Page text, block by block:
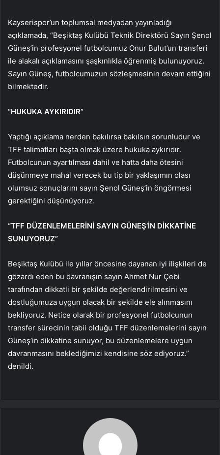
Kayserispor’un toplumsal medyadan yayınladığı
açıklamada, “Beşiktaş Kulübü Teknik Direktörü Sayın Şenol
Güneş’in profesyonel futbolcumuz Onur Bulut’un transferi
ile alakalı açıklamasını şaşkınlıkla öğrenmiş bulunuyoruz.
Sayın Güneş, futbolcumuzun sözleşmesinin devam ettiğini
bilmektedir.
“HUKUKA AYKIRIDIR”
Yaptığı açıklama nerden bakılırsa bakılsın sorunludur ve
TFF talimatları başta olmak üzere hukuka aykırıdır.
Futbolcunun ayartılması dahil ve hatta daha ötesini
düşünmeye mahal verecek bu tip bir yaklaşımın olası
olumsuz sonuçlarını sayın Şenol Güneş’in öngörmesi
gerektiğini düşünüyoruz.
“TFF DÜZENLEMELERİNİ SAYIN GÜNEŞ’İN DİKKATİNE
SUNUYORUZ”
Beşiktaş Kulübü ile yıllar öncesine dayanan iyi ilişkileri de
gözardı eden bu davranışın sayın Ahmet Nur Çebi
tarafından dikkatli bir şekilde değerlendirilmesini ve
dostluğumuza uygun olacak bir şekilde ele alınmasını
bekliyoruz. Netice olarak bir profesyonel futbolcunun
transfer sürecinin tabii olduğu TFF düzenlemelerini sayın
Güneş’in dikkatine sunuyor, bu düzenlemelere uygun
davranmasını beklediğimizi kendisine söz ediyoruz.”
denildi.